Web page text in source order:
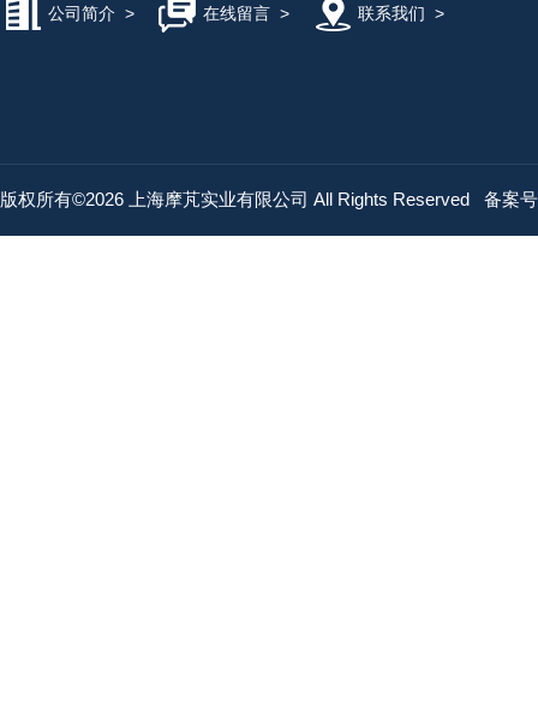
公司简介 > 在线留言> 联系我们 >
版权所有©2026 上海摩芃实业有限公司 All Rights Reserved 备案